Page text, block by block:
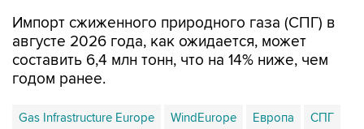
Импорт сжиженного природного газа (СПГ) в
августе 2026 года, как ожидается, может
составить 6,4 млн тонн, что на 14% ниже, чем
годом ранее.
Gas Infrastructure Europe WindEurope Европа СПГ